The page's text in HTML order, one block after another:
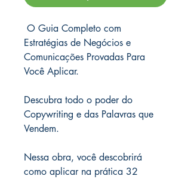
O Guia Completo com
Estratégias de Negócios e
Comunicações Provadas Para
Você Aplicar.
Descubra todo o poder do
Copywriting e das Palavras que
Vendem.
Nessa obra, você descobrirá
como aplicar na prática 32